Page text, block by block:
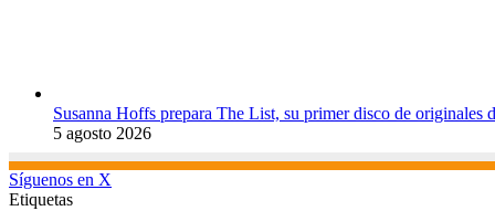
Susanna Hoffs prepara The List, su primer disco de originales
5 agosto 2026
Síguenos en X
Etiquetas